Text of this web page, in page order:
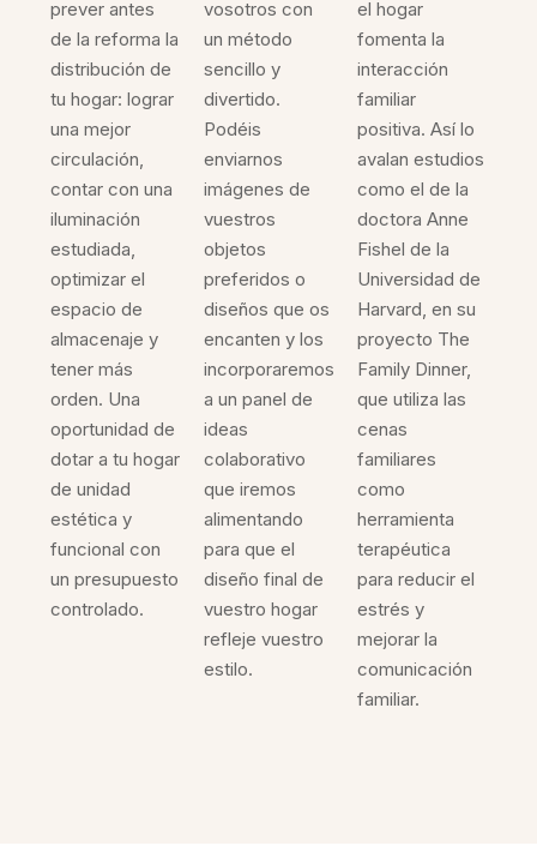
prever antes
de la reforma la
distribución de
tu hogar: lograr
una mejor
circulación,
contar con una
iluminación
estudiada,
optimizar el
espacio de
almacenaje y
tener más
orden. Una
oportunidad de
dotar a tu hogar
de unidad
estética y
funcional con
un presupuesto
controlado.
vosotros con
un método
sencillo y
divertido.
Podéis
enviarnos
imágenes de
vuestros
objetos
preferidos o
diseños que os
encanten y los
incorporaremos
a un panel de
ideas
colaborativo
que iremos
alimentando
para que el
diseño final de
vuestro hogar
refleje vuestro
estilo.
el hogar
fomenta la
interacción
familiar
positiva. Así lo
avalan estudios
como el de la
doctora Anne
Fishel de la
Universidad de
Harvard, en su
proyecto The
Family Dinner,
que utiliza las
cenas
familiares
como
herramienta
terapéutica
para reducir el
estrés y
mejorar la
comunicación
familiar.